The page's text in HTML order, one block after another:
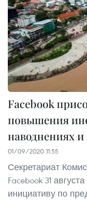
Facebook
повышения
наводнениях и
01/09/2020 11:55
Секретариат
Facebook 31
инициативу по